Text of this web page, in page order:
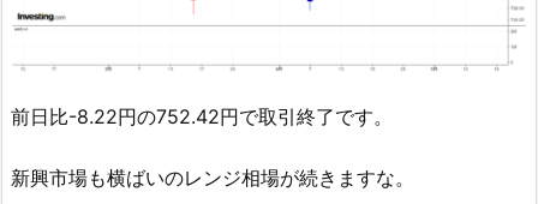
前日比-8.22円の752.42円で取引終了です。
新興市場も横ばいのレンジ相場が続きますな。